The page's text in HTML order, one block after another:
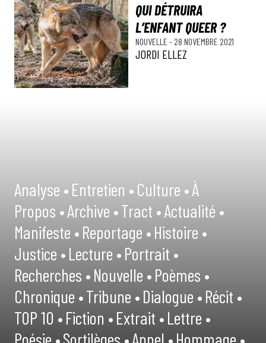
QUI DÉTRUIRA
L’ENFANT QUEER ?
NOUVELLE - 28 NOVEMBRE 2021
JORDI ELLEZ
Analyse •Entretien •Culture •À
Propos •Archive •Tract •Actualité •
Manifeste •Reportage •Histoire •
Justice •Lecture •Portrait •
Recherches •Nouvelle •Poèmes •
Chronique •Tribune •Dialogue •Récit •
TOP 10 •Fiction •Extrait •Lettre •